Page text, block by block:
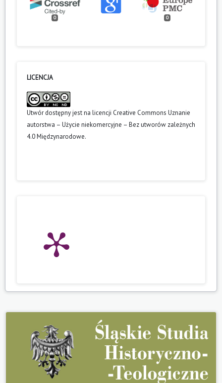
0 0
LICENCJA
Utwór dostępny jest na licencji Creative Commons Uznanie
autorstwa – Użycie niekomercyjne – Bez utworów zależnych
4.0 Międzynarodowe.